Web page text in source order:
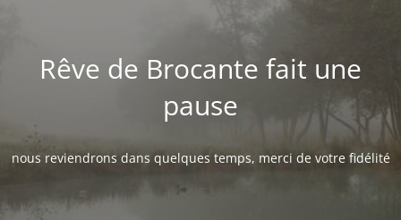
Rêve de Brocante fait une
pause
nous reviendrons dans quelques temps, merci de votre fidélité